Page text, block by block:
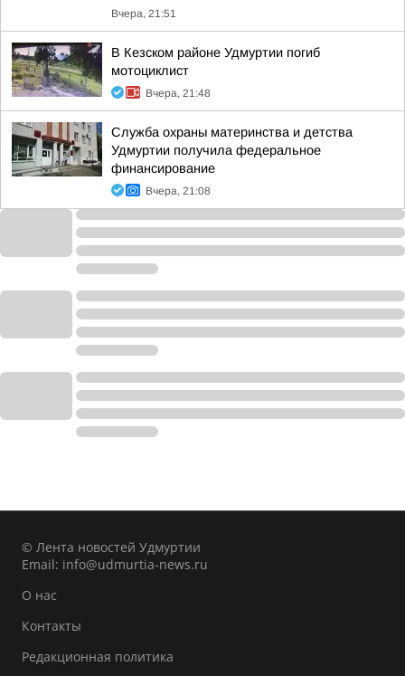
Вчера, 21:51
В Кезском районе Удмуртии погиб
мотоциклист
Вчера, 21:48
Служба охраны материнства и детства
Удмуртии получила федеральное
финансирование
Вчера, 21:08
© Лента новостей Удмуртии
Email: info@udmurtia-news.ru
О нас
Контакты
Редакционная политика